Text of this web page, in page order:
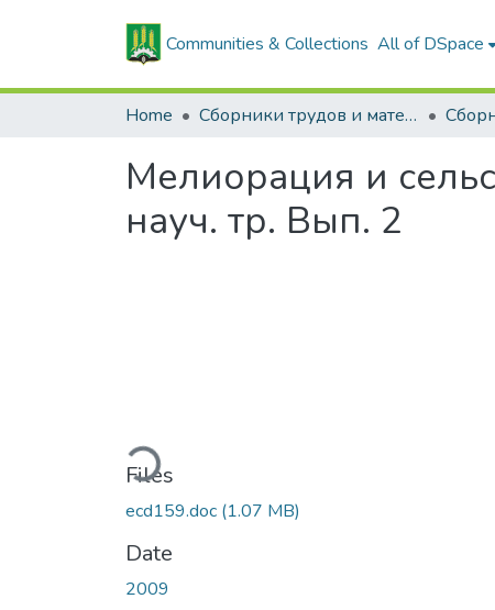
Communities & Collections All of DSpace
Home Сборники трудов и материалов конференций
Мелиорация и
науч. тр. Вып. 2
Loading...
Files
ecd159.doc (1.07 MB)
Date
2009